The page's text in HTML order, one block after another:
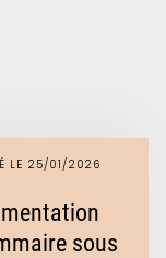
LE 25/01/2026
sous